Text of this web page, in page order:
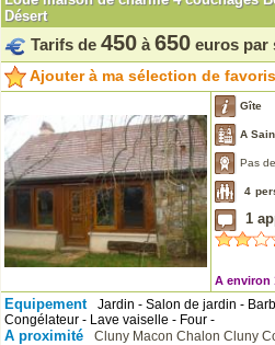
Désert
Tarifs de 450 à 650 euros par
Ajouter à ma sélection de
Gîte
A
Pas
4
1
A environ
Equipement
Jardin - Salon de jardin -
Congélateur - Lave vaiselle - Four -
A proximité Cluny Macon Chalon Cluny